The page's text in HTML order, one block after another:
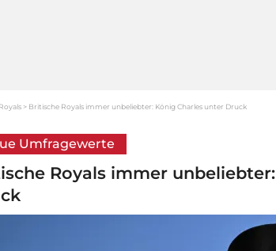
Royals Britische Royals immer unbeliebter: König Charles unter Druck
Umfragewerte
Royals immer